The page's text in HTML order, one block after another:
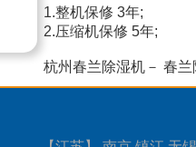
1.整机保修 3年;
2.压缩机保修 5年;
杭州春兰除湿机 － 春兰